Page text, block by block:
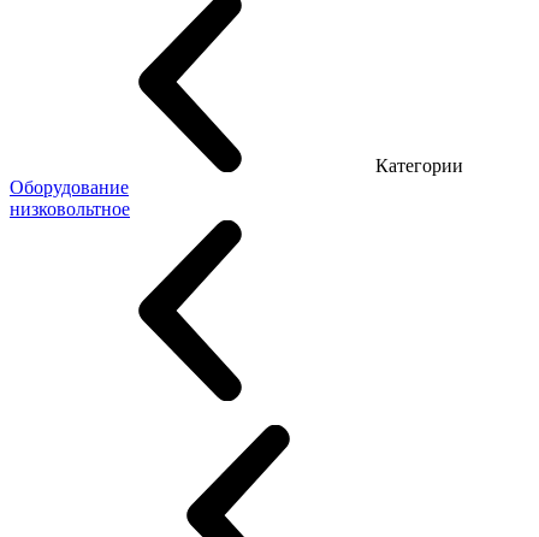
Категории
Оборудование
низковольтное